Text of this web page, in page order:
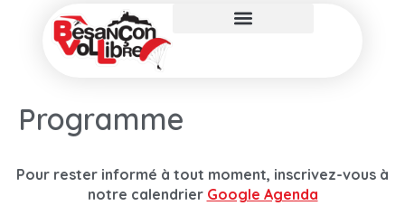
Programme
Pour rester informé à tout moment, inscrivez-vous à
notre calendrier Google Agenda